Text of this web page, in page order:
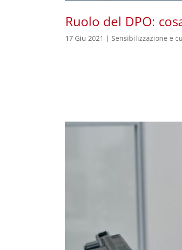
Ruolo del DPO:
17 Giu 2021 |Sensibilizzazione e